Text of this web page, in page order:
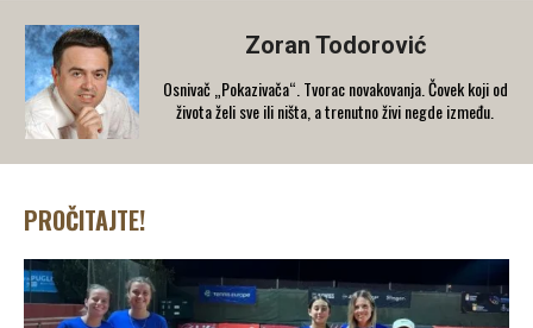
Zoran Todorović
Osnivač „Pokazivača“. Tvorac novakovanja. Čovek koji od
života želi sve ili ništa, a trenutno živi negde između.
PROČITAJTE!